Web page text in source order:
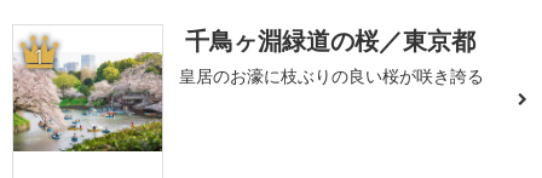
1 千鳥ヶ淵緑道の桜／東京都
皇居のお濠に枝ぶりの良い桜が咲き誇る